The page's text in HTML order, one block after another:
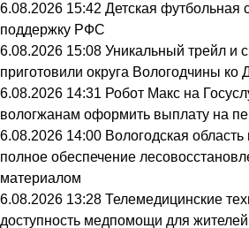
6.08.2026 15:42 Детская футбольная
поддержку РФС
6.08.2026 15:08 Уникальный трейл и
приготовили округа Вологодчины ко
6.08.2026 14:31 Робот Макс на
вологжанам оформить выплату на
6.08.2026 14:00 Вологодская
полное обеспечение
материалом
6.08.2026 13:28 Телемедицинские
доступность медпомощи для